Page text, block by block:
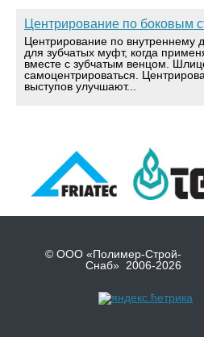
Центрирование по боковым
Центрирование по внутреннему
для зубчатых муфт, когда
вместе с зубчатым венцом.
самоцентрироваться.
выступов улучшают...
© ООО «Полимер-Строй-
Снаб» 2006-2026